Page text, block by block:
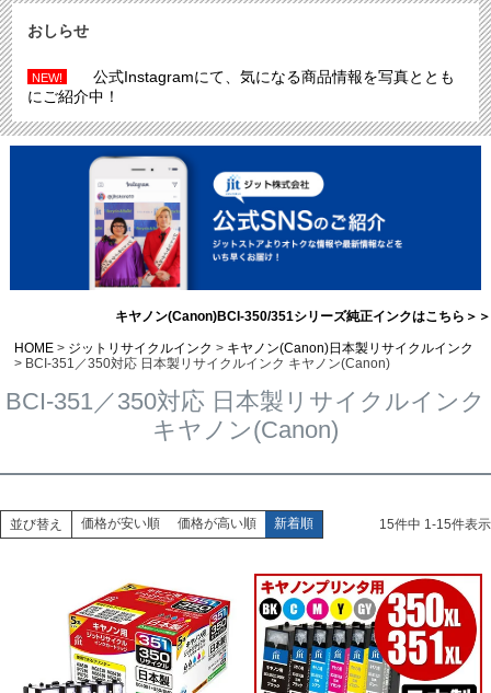
おしらせ
NEW!
公式Instagramにて、気になる商品情報を写真ととも
にご紹介中！
キヤノン(Canon)BCI-350/351シリーズ純正インクはこちら＞＞
HOME ジットリサイクルインク
キヤノン(Canon)日本製リサイクルインク
BCI-351／350対応 日本製リサイクルインク キヤノン(Canon)
BCI-351／350対応 日本製リサイクルインク
キヤノン(Canon)
並び替え 価格が安い順 価格が高い順 新着順 15件中 1-15件表示